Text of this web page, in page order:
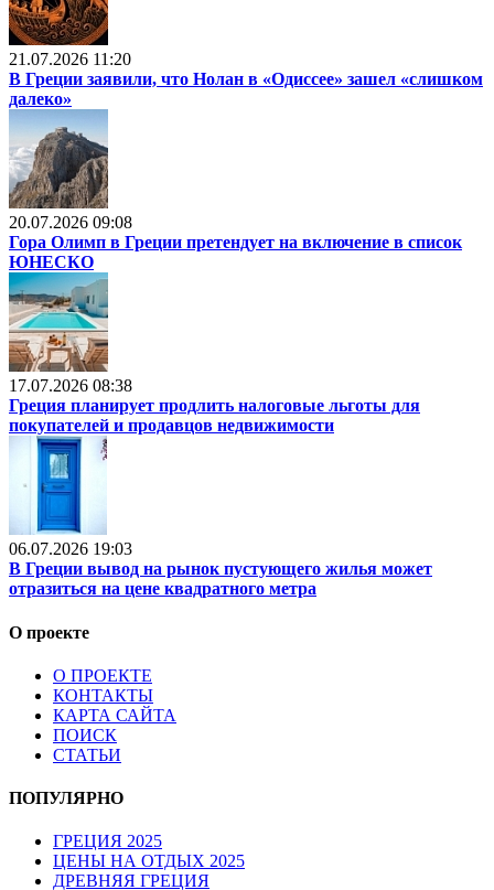
21.07.2026 11:20
В Греции заявили, что Нолан в «Одиссее» зашел «слишком
далеко»
20.07.2026 09:08
Гора Олимп в Греции претендует на включение в список
ЮНЕСКО
17.07.2026 08:38
Греция планирует продлить налоговые льготы для
покупателей и продавцов недвижимости
06.07.2026 19:03
В Греции вывод на рынок пустующего жилья может
отразиться на цене квадратного метра
О проекте
О ПРОЕКТЕ
КОНТАКТЫ
КАРТА САЙТА
ПОИСК
СТАТЬИ
ПОПУЛЯРНО
ГРЕЦИЯ 2025
ЦЕНЫ НА ОТДЫХ 2025
ДРЕВНЯЯ ГРЕЦИЯ